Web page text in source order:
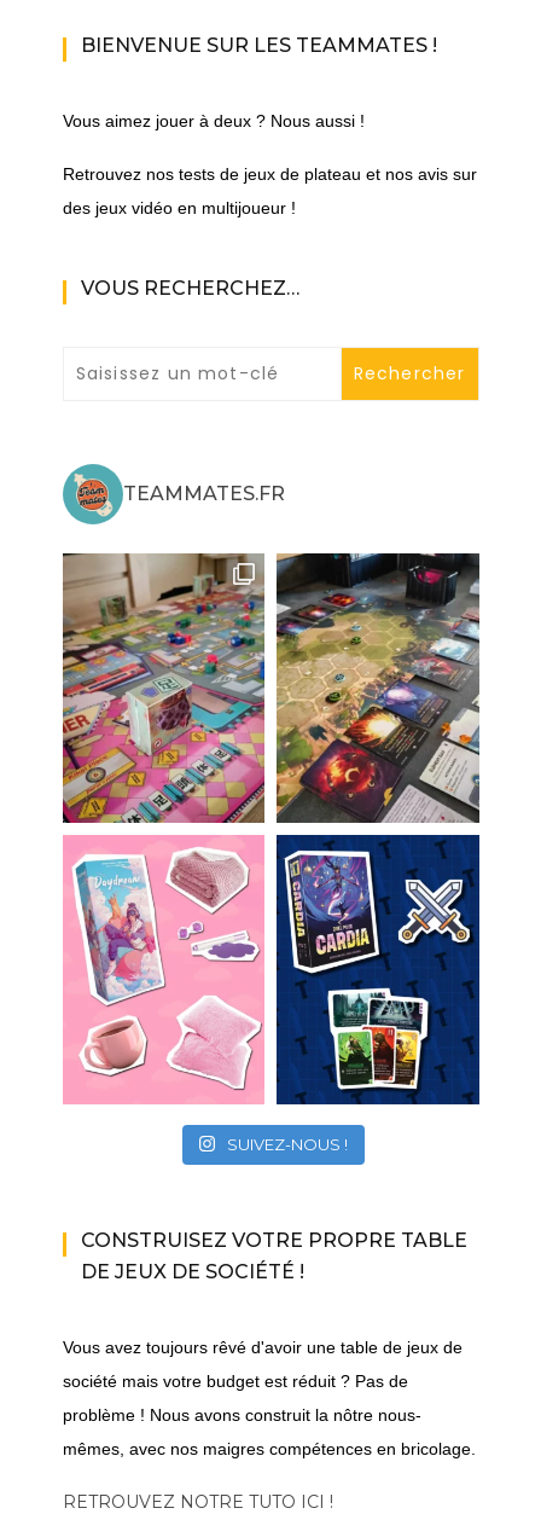
BIENVENUE SUR LES TEAMMATES !
Vous aimez jouer à deux ? Nous aussi !
Retrouvez nos tests de jeux de plateau et nos avis sur
des jeux vidéo en multijoueur !
VOUS RECHERCHEZ…
TEAMMATES.FR
SUIVEZ-NOUS !
CONSTRUISEZ VOTRE PROPRE TABLE
DE JEUX DE SOCIÉTÉ !
Vous avez toujours rêvé d'avoir une table de jeux de
société mais votre budget est réduit ? Pas de
problème ! Nous avons construit la nôtre nous-
mêmes, avec nos maigres compétences en bricolage.
RETROUVEZ NOTRE TUTO ICI !